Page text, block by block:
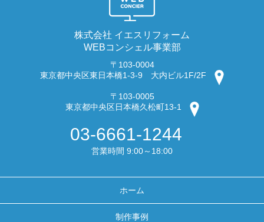
株式会社 イエスリフォーム
WEBコンシェル事業部
〒103-0004
東京都中央区東日本橋1-3-9 大内ビル1F/2F
〒103-0005
東京都中央区日本橋久松町13-1
03-6661-1244
営業時間 9:00～18:00
ホーム
制作事例